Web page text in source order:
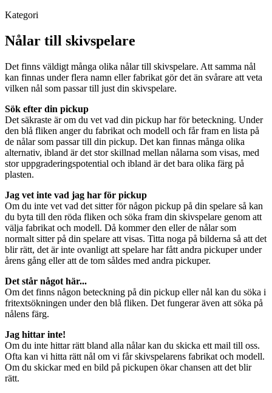
Kategori
Nålar till skivspelare
Det finns väldigt många olika nålar till skivspelare. Att samma nål
kan finnas under flera namn eller fabrikat gör det än svårare att veta
vilken nål som passar till just din skivspelare.
Sök efter din pickup
Det säkraste är om du vet vad din pickup har för beteckning. Under
den blå fliken anger du fabrikat och modell och får fram en lista på
de nålar som passar till din pickup. Det kan finnas många olika
alternativ, ibland är det stor skillnad mellan nålarna som visas, med
stor uppgraderingspotential och ibland är det bara olika färg på
plasten.
Jag vet inte vad jag har för pickup
Om du inte vet vad det sitter för någon pickup på din spelare så kan
du byta till den röda fliken och söka fram din skivspelare genom att
välja fabrikat och modell. Då kommer den eller de nålar som
normalt sitter på din spelare att visas. Titta noga på bilderna så att det
blir rätt, det är inte ovanligt att spelare har fått andra pickuper under
årens gång eller att de tom såldes med andra pickuper.
Det står något här...
Om det finns någon beteckning på din pickup eller nål kan du söka i
fritextsökningen under den blå fliken. Det fungerar även att söka på
nålens färg.
Jag hittar inte!
Om du inte hittar rätt bland alla nålar kan du skicka ett mail till oss.
Ofta kan vi hitta rätt nål om vi får skivspelarens fabrikat och modell.
Om du skickar med en bild på pickupen ökar chansen att det blir
rätt.